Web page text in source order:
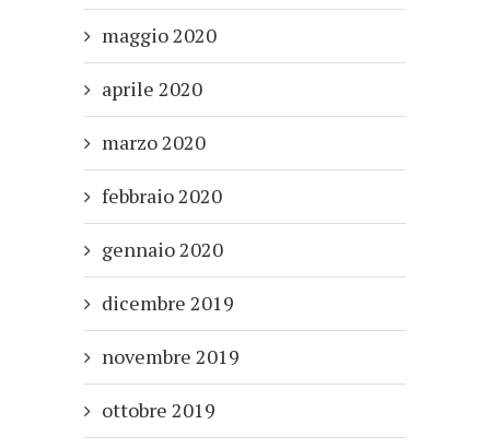
maggio 2020
aprile 2020
marzo 2020
febbraio 2020
gennaio 2020
dicembre 2019
novembre 2019
ottobre 2019